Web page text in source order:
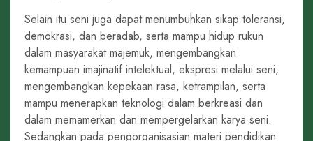
Selain itu seni juga dapat menumbuhkan sikap toleransi,
demokrasi, dan beradab, serta mampu hidup rukun
dalam masyarakat majemuk, mengembangkan
kemampuan imajinatif intelektual, ekspresi melalui seni,
mengembangkan kepekaan rasa, ketrampilan, serta
mampu menerapkan teknologi dalam berkreasi dan
dalam memamerkan dan mempergelarkan karya seni.
Sedangkan pada pengorganisasian materi pendidikan